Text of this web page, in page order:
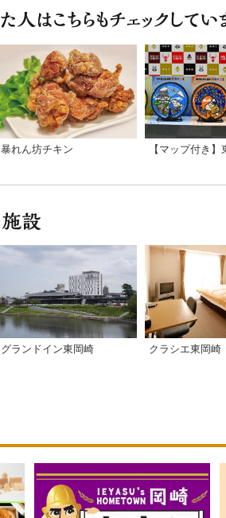
暴れん坊チキン
グランドイン東岡崎 クラシエ東岡崎